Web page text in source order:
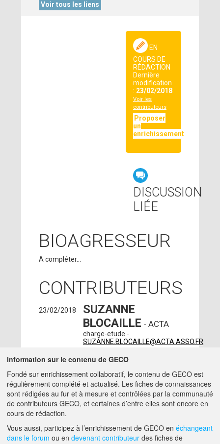
Voir tous les liens
EN
COURS DE
RÉDACTION
Dernière
modification
: 23/02/2018
Voir les
contributeurs
Proposer
un
enrichissement
DISCUSSION
LIÉE
BIOAGRESSEUR
A compléter...
CONTRIBUTEURS
23/02/2018
SUZANNE
BLOCAILLE - ACTA
charge-etude -
SUZANNE.BLOCAILLE@ACTA.ASSO.FR
24/08/2017 LOLA LEVEAU
IRSTEA - CLERMONT-
FERRAND (63000)
ingenieur -
LOLA.LEVEAU@IRSTEA.FR
A PROPOS DE GECO AIDE
Information sur le contenu de GECO
Fondé sur enrichissement collaboratif, le contenu de GECO est
régulièrement complété et actualisé. Les fiches de connaissances
sont rédigées au fur et à mesure et contrôlées par la communauté
de contributeurs GECO, et certaines d’entre elles sont encore en
cours de rédaction.
Vous aussi, participez à l’enrichissement de GECO en échangeant
dans le forum ou en devenant contributeur des fiches de